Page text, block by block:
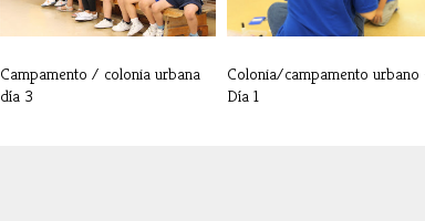
Campamento / colonia urbana
día 3
Colonia/campamento urbano
Día 1